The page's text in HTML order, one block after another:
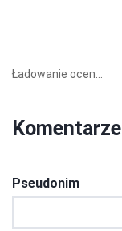
Ładowanie ocen...
Komentarze
Pseudonim